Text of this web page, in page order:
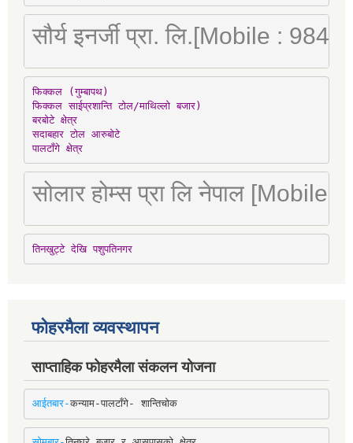
सौर्य इनर्जी प्रा. लि.[Mobile :
फिक्कल (गुम्बापथ)
फिक्कल साईप्रशान्ति टोल/माथिल्लो बजार)
बरबोटे क्षेत्र
सदाबहार टोल आरुबोटे
पालटाँगे क्षेत्र
सोलार होम्स प्रा लि नेपाल [Mobile
तिनखुट्टे देखि पशुपतिनगर
फोहरमैला व्यवस्थापन
साप्ताहिक फोहरमैला संकलन योजना
आईतबार-कन्याम-पालटाँगे- शान्तिचोक